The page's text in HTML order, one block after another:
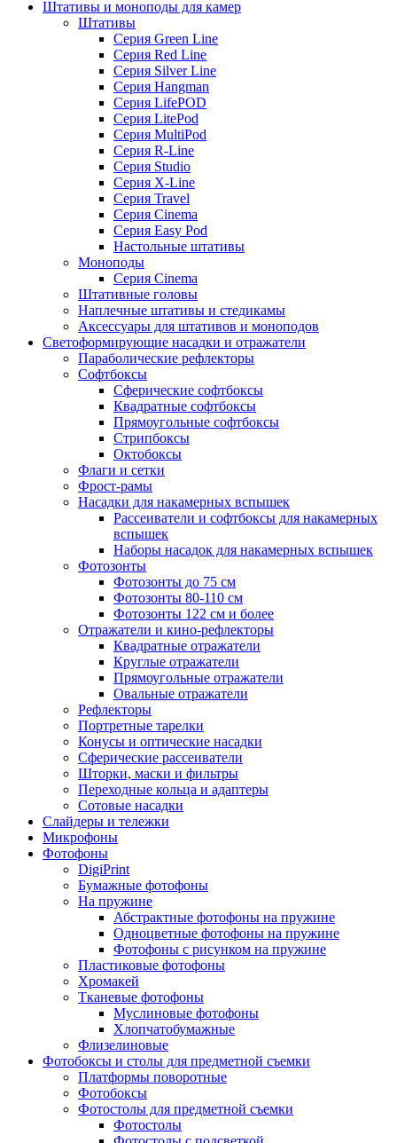
Штативы и моноподы для камер
Штативы
Серия Green Line
Серия Red Line
Серия Silver Line
Серия Hangman
Серия LifePOD
Серия LitePod
Серия MultiPod
Серия R-Line
Серия Studio
Серия X-Line
Серия Travel
Серия Cinema
Серия Easy Pod
Настольные штативы
Моноподы
Серия Cinema
Штативные головы
Наплечные штативы и стедикамы
Аксессуары для штативов и моноподов
Светоформирующие насадки и отражатели
Параболические рефлекторы
Софтбоксы
Сферические софтбоксы
Квадратные софтбоксы
Прямоугольные софтбоксы
Стрипбоксы
Октобоксы
Флаги и сетки
Фрост-рамы
Насадки для накамерных вспышек
Рассеиватели и софтбоксы для накамерных
вспышек
Наборы насадок для накамерных вспышек
Фотозонты
Фотозонты до 75 см
Фотозонты 80-110 см
Фотозонты 122 см и более
Отражатели и кино-рефлекторы
Квадратные отражатели
Круглые отражатели
Прямоугольные отражатели
Овальные отражатели
Рефлекторы
Портретные тарелки
Конусы и оптические насадки
Сферические рассеиватели
Шторки, маски и фильтры
Переходные кольца и адаптеры
Сотовые насадки
Слайдеры и тележки
Микрофоны
Фотофоны
DigiPrint
Бумажные фотофоны
На пружине
Абстрактные фотофоны на пружине
Одноцветные фотофоны на пружине
Фотофоны с рисунком на пружине
Пластиковые фотофоны
Хромакей
Тканевые фотофоны
Муслиновые фотофоны
Хлопчатобумажные
Флизелиновые
Фотобоксы и столы для предметной съемки
Платформы поворотные
Фотобоксы
Фотостолы для предметной съемки
Фотостолы